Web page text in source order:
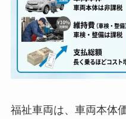
福祉車両は、車両本体